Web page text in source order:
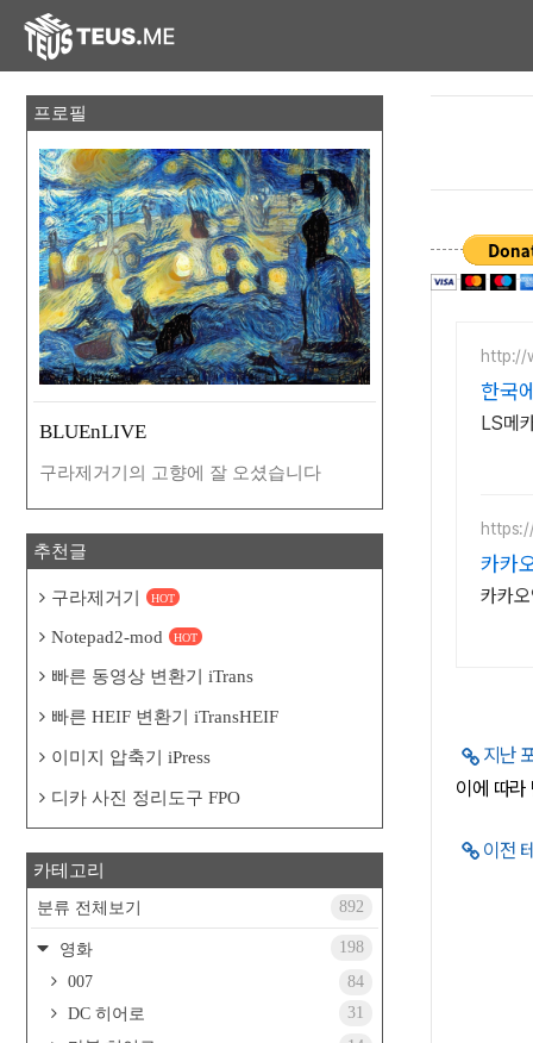
http://
한국
LS메
카카
카카
지난
이에 따
이전
프로필
BLUEnLIVE
구라제거기의 고향에 잘 오셨습니다
추천글
구라제거기 HOT
Notepad2-mod HOT
빠른 동영상 변환기 iTrans
빠른 HEIF 변환기 iTransHEIF
이미지 압축기 iPress
디카 사진 정리도구 FPO
카테고리
분류 전체보기 892
영화
198
007
84
DC 히어로
31